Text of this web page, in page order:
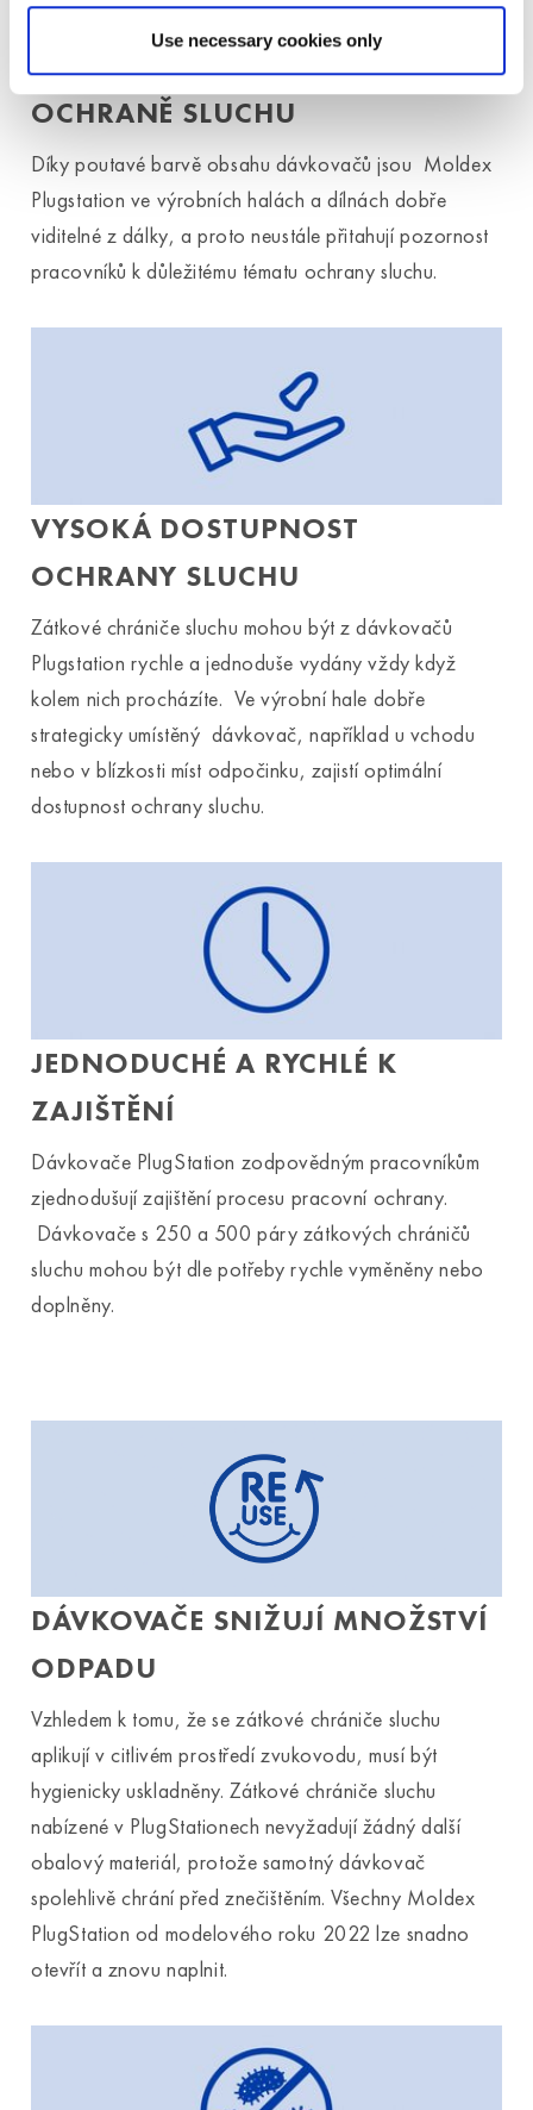
Use necessary cookies only
POZORNOST VĚNOVANÁ
OCHRANĚ SLUCHU
Díky poutavé barvě obsahu dávkovačů jsou Moldex
Plugstation ve výrobních halách a dílnách dobře
viditelné z dálky, a proto neustále přitahují pozornost
pracovníků k důležitému tématu ochrany sluchu.
VYSOKÁ DOSTUPNOST
OCHRANY SLUCHU
Zátkové chrániče sluchu mohou být z dávkovačů
Plugstation rychle a jednoduše vydány vždy když
kolem nich procházíte. Ve výrobní hale dobře
strategicky umístěný dávkovač, například u vchodu
nebo v blízkosti míst odpočinku, zajistí optimální
dostupnost ochrany sluchu.
JEDNODUCHÉ A RYCHLÉ K
ZAJIŠTĚNÍ
Dávkovače PlugStation zodpovědným pracovníkům
zjednodušují zajištění procesu pracovní ochrany.
Dávkovače s 250 a 500 páry zátkových chráničů
sluchu mohou být dle potřeby rychle vyměněny nebo
doplněny.
DÁVKOVAČE SNIŽUJÍ MNOŽSTVÍ
ODPADU
Vzhledem k tomu, že se zátkové chrániče sluchu
aplikují v citlivém prostředí zvukovodu, musí být
hygienicky uskladněny. Zátkové chrániče sluchu
nabízené v PlugStationech nevyžadují žádný další
obalový materiál, protože samotný dávkovač
spolehlivě chrání před znečištěním. Všechny Moldex
PlugStation od modelového roku 2022 lze snadno
otevřít a znovu naplnit.